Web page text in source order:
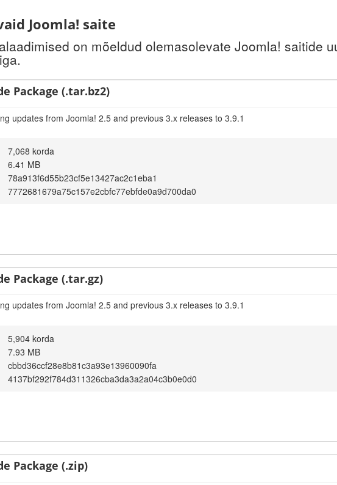
Joomla! saite
on mõeldud olemasolevate Joomla! saitide
Package (.tar.bz2)
updates from Joomla! 2.5 and previous 3.x releases to 3.9.1
7,068 korda
6.41 MB
78a913f6d55b23cf5e13427ac2c1eba1
7772681679a75c157e2cbfc77ebfde0a9d700da0
Package (.tar.gz)
updates from Joomla! 2.5 and previous 3.x releases to 3.9.1
5,904 korda
7.93 MB
cbbd36ccf28e8b81c3a93e13960090fa
4137bf292f784d311326cba3da3a2a04c3b0e0d0
Package (.zip)